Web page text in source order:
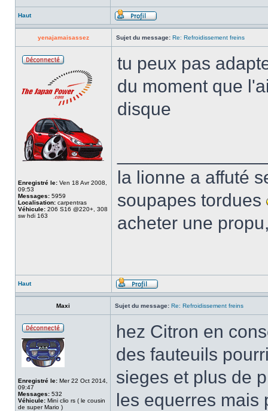
Haut
yenajamaisassez Sujet du message: Re: Refroidissement freins
Enregistré le: Ven 18 Avr 2008,
09:53
Messages: 5959
Localisation: carpentras
Véhicule: 206 S16 @220+, 308
sw hdi 163
tu peux pas
du moment que
disque
la lionne a affuté
soupapes tordues
acheter une
Haut
Maxi Sujet du message: Re: Refroidissement freins
Enregistré le: Mer 22 Oct 2014,
09:47
Messages: 532
Véhicule: Mini clio rs ( le cousin
de super Mario )
hez Citron en
des fauteuils
sieges et plus de
les equerres